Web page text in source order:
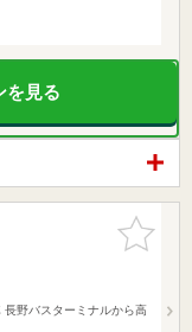
を見る
お気に入
りに追加
長野バスターミナルから高